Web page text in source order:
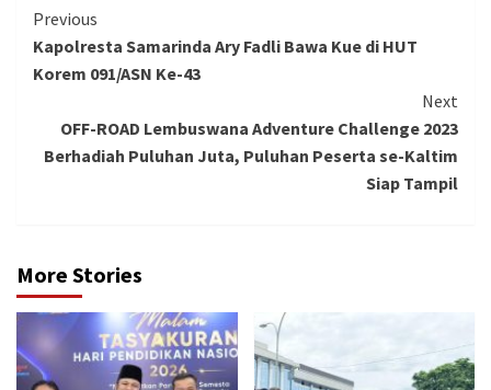
Continue
Reading
Previous
Kapolresta Samarinda Ary Fadli Bawa Kue di HUT
Korem 091/ASN Ke-43
Next
OFF-ROAD Lembuswana Adventure Challenge 2023
Berhadiah Puluhan Juta, Puluhan Peserta se-Kaltim
Siap Tampil
More Stories